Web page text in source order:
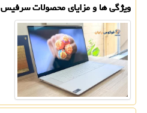
ویژگی ها و مزایای محصولات سرفیس